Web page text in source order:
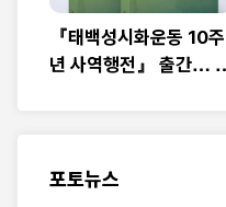
『태백성시화운동 10주
년 사역행전』 출간…
포토뉴스